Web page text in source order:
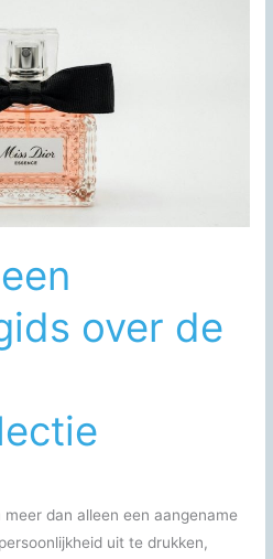
over de
dan alleen een aangename
uit te drukken,